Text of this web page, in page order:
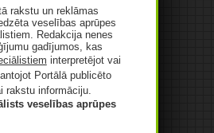
komplekss
adrese netiks
lauki ir obligāti
rakstu un reklāmas
veselības aprūpes
Redakcija nenes
gadījumos, kas
interpretējot vai
Portālā publicēto
rakstu informāciju.
veselības aprūpes